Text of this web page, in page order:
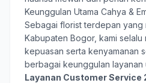
Keunggulan Utama Cahya &
Sebagai florist terdepan yang
Kabupaten Bogor, kami selalu
kepuasan serta kenyamanan
berbagai keunggulan layanan
Layanan Customer Service